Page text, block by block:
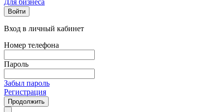
Для бизнеса
Войти
Вход в личный кабинет
Номер телефона
Пароль
Забыл пароль
Регистрация
Продолжить